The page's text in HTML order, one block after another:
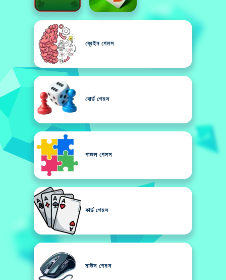
ব্রেইন গেমস
বোর্ড গেমস
পাজল গেমস
কার্ড গেমস
মাউস গেমস